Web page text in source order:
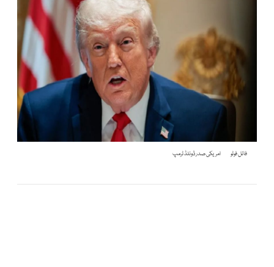
فائل فوٹو امریکی صدر ڈونلڈ ٹرمپ